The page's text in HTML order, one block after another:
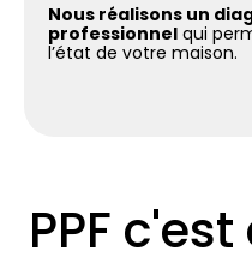
Nous réalisons un
professionnel qui
l’état de votre maison.
PPF